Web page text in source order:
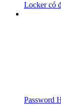
Locker có
Password